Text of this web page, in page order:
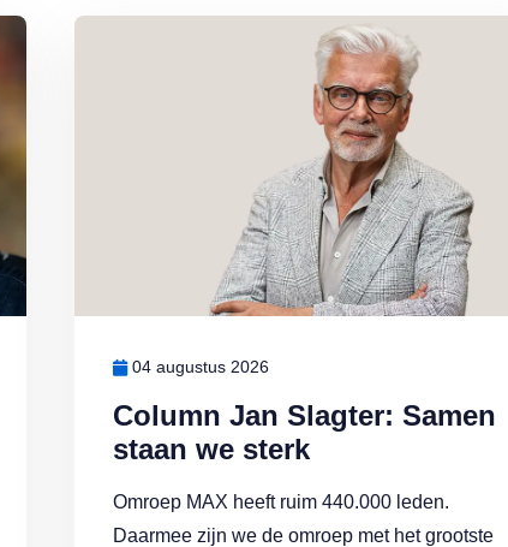
‘Ik doe wat ik leuk vind’
Column Jan Slagter: Samen
staan we sterk
04 augustus 2026
Omroep MAX heeft ruim 440.000 leden.
Daarmee zijn we de omroep met het grootste
Lees meer over Column Jan Slagter: Samen staan we sterk